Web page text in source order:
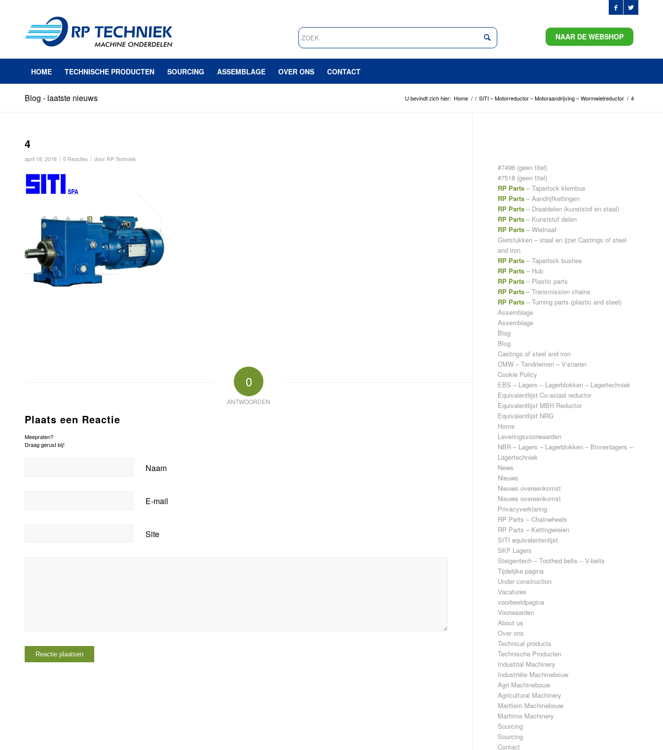
NAAR DE WEBSHOP
HOME TECHNISCHE PRODUCTEN SOURCING ASSEMBLAGE OVER ONS CONTACT
Blog - laatste nieuws U bevindt zich hier: Home / / SITI – Motorreductor – Motoraandrijving – Wormwielreductor / 4
4
april 18, 2016 / 0 Reacties / door RP Techniek
0
ANTWOORDEN
Plaats een Reactie
Meepraten?
Draag gerust bij!
Naam
E-mail
Site
#7496 (geen titel)
#7518 (geen titel)
RP Parts– Taperlock klembus
RP Parts – Aandrijfkettingen
RP Parts – Draaidelen (kunststof en staal)
RP Parts – Kunststof delen
RP Parts – Wielnaaf
Gietstukken – staal en ijzer Castings of steel
and iron
RP Parts– Taperlock bushes
RP Parts – Hub
RP Parts – Plastic parts
RP Parts – Transmission chains
RP Parts – Turning parts (plastic and steel)
Assemblage
Assemblage
Blog
Blog
Castings of steel and iron
CMW – Tandriemen – V-snaren
Cookie Policy
EBS – Lagers – Lagerblokken – Lagertechniek
Equivalentlijst Co-axiaal reductor
Equivalentlijst MBH Reductor
Equivalentlijst NRG
Home
Leveringsvoorwaarden
NBR – Lagers – Lagerblokken – Binnenlagers –
Lagertechniek
News
Nieuws
Nieuws overeenkomst
Nieuws overeenkomst
Privacyverklaring
RP Parts – Chainwheels
RP Parts – Kettingwielen
SITI equivalentenlijst
SKF Lagers
Steigentech – Toothed belts – V-belts
Tijdelijke pagina
Under construction
Vacatures
voorbeeldpagina
Voorwaarden
About us
Over ons
Technical products
Technische Producten
Industrial Machinery
Industriële Machinebouw
Agri Machinebouw
Agricultural Machinery
Maritiem Machinebouw
Maritime Machinery
Sourcing
Sourcing
Contact